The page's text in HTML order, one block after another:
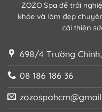
ZOZO Spa để trải
khỏe và làm đẹp
cải thiện
698/4 Trường Chinh,
08 186 186 36